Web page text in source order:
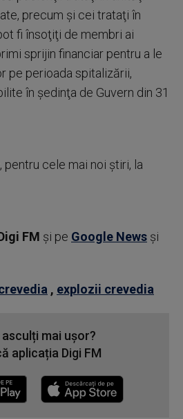
precum şi cei trataţi în
fi însoţiţi de membri ai
sprijin financiar pentru a le
pe perioada spitalizării,
în şedinţa de Guvern din 31
, pentru cele mai noi știri, la
FM şi pe Google News şi
, explozii crevedia
mai ușor?
aplicația Digi FM